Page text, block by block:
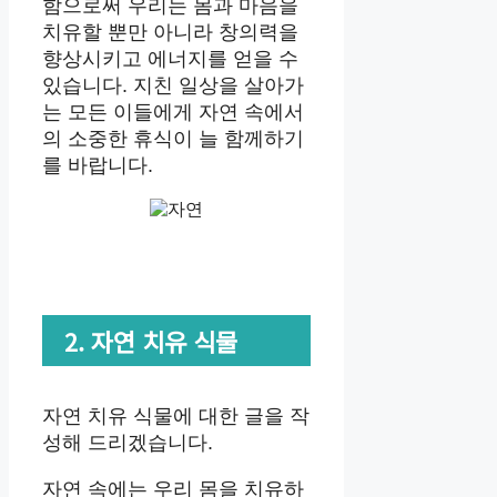
함으로써 우리는 몸과 마음을
치유할 뿐만 아니라 창의력을
향상시키고 에너지를 얻을 수
있습니다. 지친 일상을 살아가
는 모든 이들에게 자연 속에서
의 소중한 휴식이 늘 함께하기
를 바랍니다.
2. 자연 치유 식물
자연 치유 식물에 대한 글을 작
성해 드리겠습니다.
자연 속에는 우리 몸을 치유하